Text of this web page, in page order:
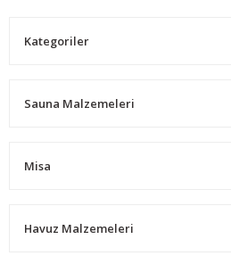
Kategoriler
Sauna Malzemeleri
Misa
Havuz Malzemeleri